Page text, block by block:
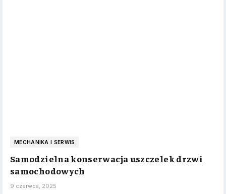
MECHANIKA I SERWIS
Samodzielna konserwacja uszczelek drzwi
samochodowych
9 czerwca, 2025